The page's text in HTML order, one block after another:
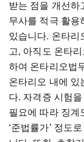
받는 점을 개선하
무사를 적극 활용
있습니다. 온타리
고, 아직도 온타
하여 온타리오법
온타리오 내에 있
다. 자격증 시험
필요에 따라 징계
‘준법률가’ 정도